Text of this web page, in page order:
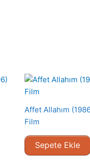
Affet Allahım
Film
Sepete Ekle